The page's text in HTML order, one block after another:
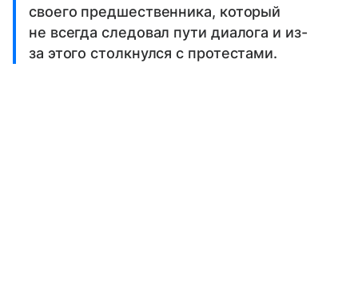
своего предшественника, который
не всегда следовал пути диалога и из-
за этого столкнулся с протестами.